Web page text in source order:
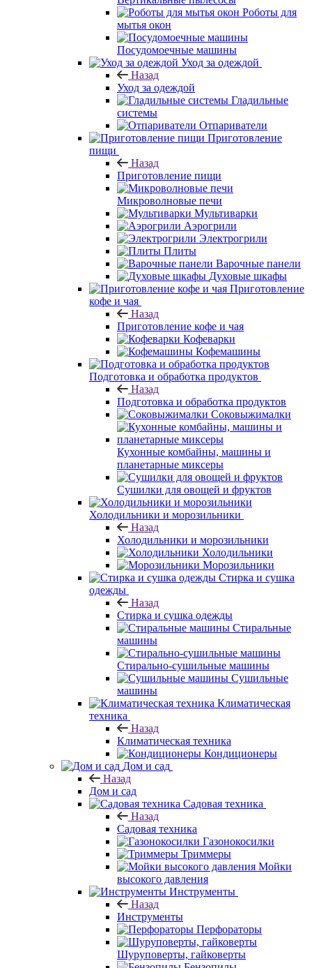
Роботы для
мытья окон
Посудомоечные машины
Уход за одеждой
Назад
Уход за одеждой
Гладильные
системы
Отпариватели
Приготовление
пищи
Назад
Приготовление пищи
Микроволновые печи
Мультиварки
Аэрогрили
Электрогрили
Плиты
Варочные панели
Духовые шкафы
Приготовление
кофе и чая
Назад
Приготовление кофе и чая
Кофеварки
Кофемашины
Подготовка и обработка продуктов
Назад
Подготовка и обработка продуктов
Соковыжималки
Кухонные комбайны, машины и
планетарные миксеры
Сушилки для овощей и фруктов
Холодильники и морозильники
Назад
Холодильники и морозильники
Холодильники
Морозильники
Стирка и сушка
одежды
Назад
Стирка и сушка одежды
Стиральные
машины
Стирально-сушильные машины
Сушильные
машины
Климатическая
техника
Назад
Климатическая техника
Кондиционеры
Дом и сад
Назад
Дом и сад
Садовая техника
Назад
Садовая техника
Газонокосилки
Триммеры
Мойки
высокого давления
Инструменты
Назад
Инструменты
Перфораторы
Шуруповерты, гайковерты